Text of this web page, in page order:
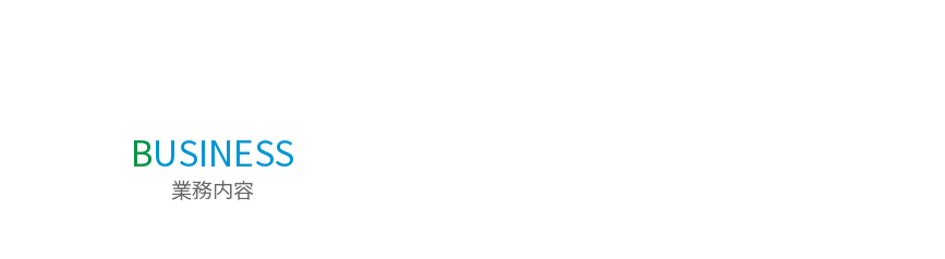
BUSINESS
業務内容